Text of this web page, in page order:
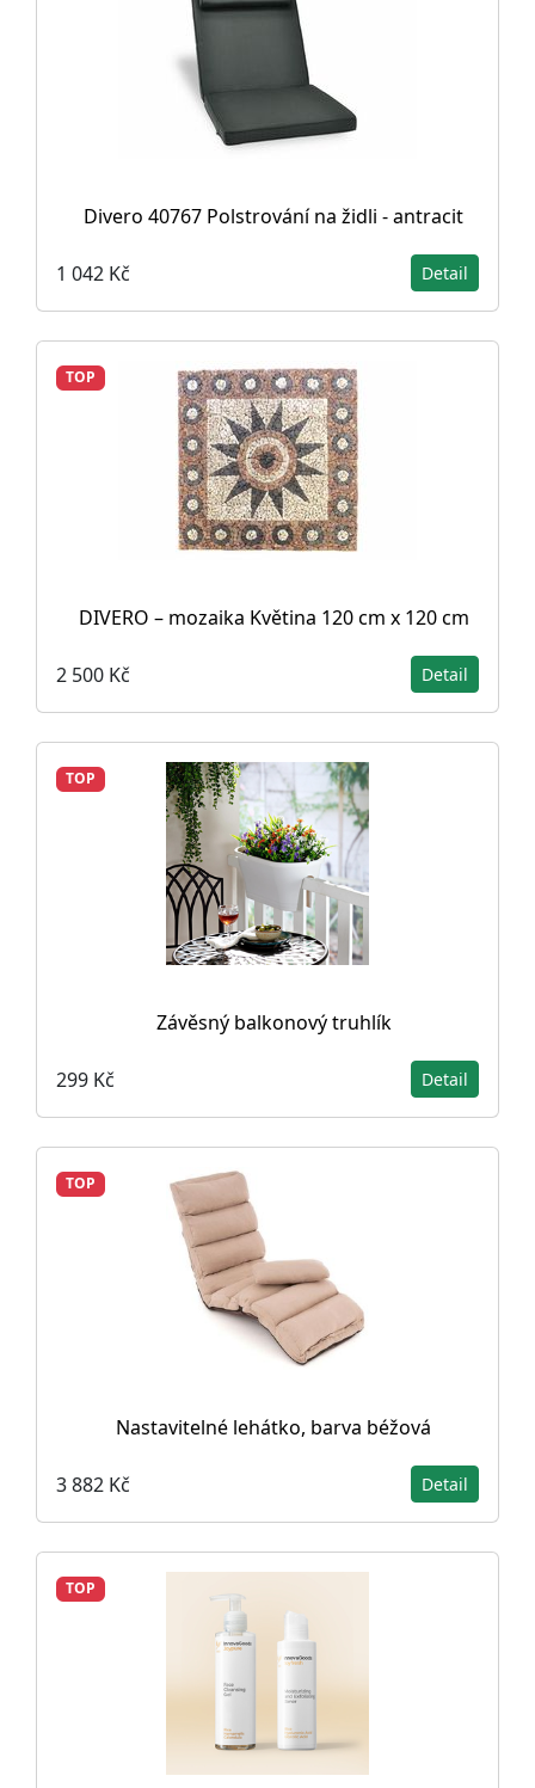
Divero 40767 Polstrování na židli - antracit
1 042 Kč Detail
TOP
DIVERO – mozaika Květina 120 cm x 120 cm
2 500 Kč Detail
TOP
Závěsný balkonový truhlík
299 Kč Detail
TOP
Nastavitelné lehátko, barva béžová
3 882 Kč Detail
TOP